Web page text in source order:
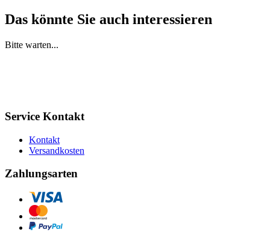
Das könnte Sie auch interessieren
Bitte warten...
Service Kontakt
Kontakt
Versandkosten
Zahlungsarten